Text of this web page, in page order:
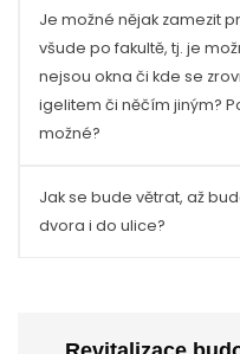
Je možné nějak zamezit
všude po fakultě, tj. je
nejsou okna či kde se
igelitem či něčím jiným?
možné?
Jak se bude větrat, až
dvora i do ulice?